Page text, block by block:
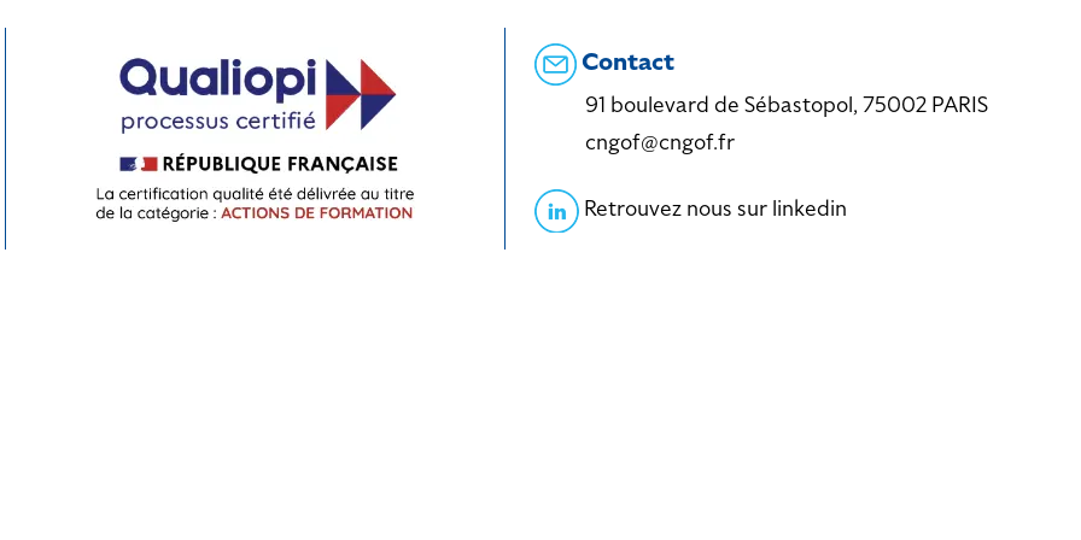
Contact
91 boulevard de Sébastopol, 75002 PARIS
cngof@cngof.fr
Retrouvez nous sur linkedin